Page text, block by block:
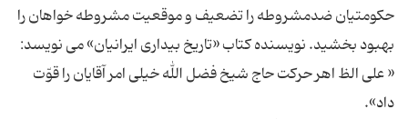
حکومتیان ضدمشروطه را تضعیف و موقعیت مشروطه خواهان را
بهبود بخشید. نویسنده کتاب «تاریخ بیداری ایرانیان» می نویسد:
« علی الظ اهر حرکت حاج شیخ فضل الله خیلی امر آقایان را قوّت